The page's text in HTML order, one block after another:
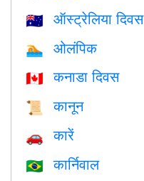
🇦🇺 ऑस्ट्रेलिया दिवस
🏊 ओलंपिक
🇨🇦 कनाडा दिवस
📜 कानून
🚗 कारें
🇧🇷 कार्निवाल